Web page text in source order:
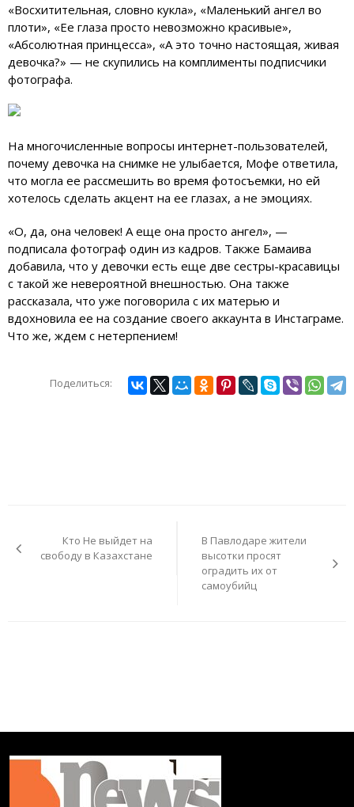
«Восхитительная, словно кукла», «Маленький ангел во
плоти», «Ее глаза просто невозможно красивые»,
«Абсолютная принцесса», «А это точно настоящая, живая
девочка?» — не скупились на комплименты подписчики
фотографа.
На многочисленные вопросы интернет-пользователей,
почему девочка на снимке не улыбается, Мофе ответила,
что могла ее рассмешить во время фотосъемки, но ей
хотелось сделать акцент на ее глазах, а не эмоциях.
«О, да, она человек! А еще она просто ангел», —
подписала фотограф один из кадров. Также Бамаива
добавила, что у девочки есть еще две сестры-красавицы
с такой же невероятной внешностью. Она также
рассказала, что уже поговорила с их матерью и
вдохновила ее на создание своего аккаунта в Инстаграме.
Что же, ждем с нетерпением!
Поделиться:
записям Кто Не выйдет на
свободу в Казахстане
В Павлодаре жители
высотки просят
оградить их от
самоубийц